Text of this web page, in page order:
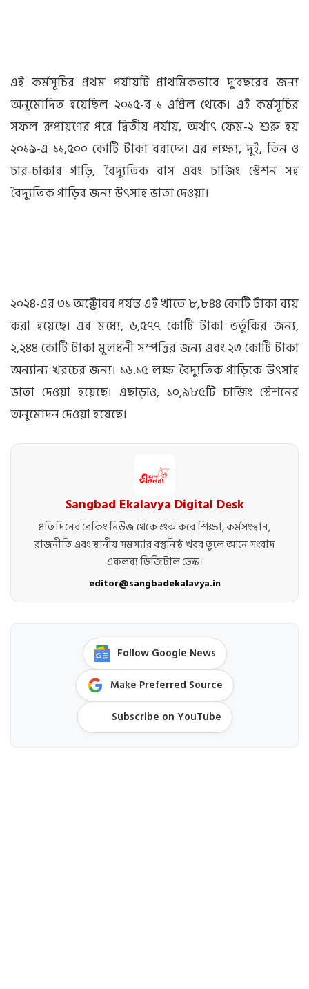
এই কর্মসূচির প্রথম পর্যায়টি প্রাথমিকভাবে দু’বছরের জন্য
অনুমোদিত হয়েছিল ২০১৫-র ১ এপ্রিল থেকে। এই কর্মসূচির
সফল রূপায়ণের পরে দ্বিতীয় পর্যায়, অর্থাৎ ফেম-২ শুরু হয়
২০১৯-এ ১১,৫০০ কোটি টাকা বরাদ্দে। এর লক্ষ্য, দুই, তিন ও
চার-চাকার গাড়ি, বৈদ্যুতিক বাস এবং চার্জিং স্টেশন সহ
বৈদ্যুতিক গাড়ির জন্য উৎসাহ ভাতা দেওয়া।
২০২৪-এর ৩১ অক্টোবর পর্যন্ত এই খাতে ৮,৮৪৪ কোটি টাকা ব্যয়
করা হয়েছে। এর মধ্যে, ৬,৫৭৭ কোটি টাকা ভর্তুকির জন্য,
২,২৪৪ কোটি টাকা মূলধনী সম্পত্তির জন্য এবং ২৩ কোটি টাকা
অন্যান্য খরচের জন্য। ১৬.১৫ লক্ষ বৈদ্যুতিক গাড়িকে উৎসাহ
ভাতা দেওয়া হয়েছে। এছাড়াও, ১০,৯৮৫টি চার্জিং স্টেশনের
অনুমোদন দেওয়া হয়েছে।
Sangbad Ekalavya Digital Desk
প্রতিদিনের ব্রেকিং নিউজ থেকে শুরু করে শিক্ষা, কর্মসংস্থান,
রাজনীতি এবং স্থানীয় সমস্যার বস্তুনিষ্ঠ খবর তুলে আনে সংবাদ
একলব্য ডিজিটাল ডেস্ক।
editor@sangbadekalavya.in
Follow Google News
Make Preferred Source
Subscribe on YouTube